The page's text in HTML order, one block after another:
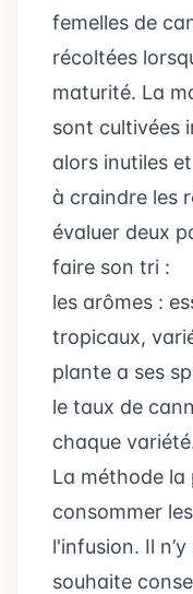
femelles de
récoltées
maturité. La
sont cultivées
alors inutiles
à craindre les
évaluer deux
faire son tri :
les arômes :
tropicaux,
plante a ses
le taux de
chaque
La méthode la
consommer
l'infusion. Il
souhaite